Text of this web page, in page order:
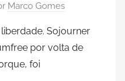
Marco Gomes
Sojourner
por volta de
foi